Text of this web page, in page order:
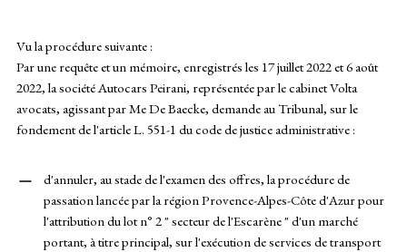
Vu la procédure suivante :
Par une requête et un mémoire, enregistrés les 17 juillet 2022 et 6 août
2022, la société Autocars Peirani, représentée par le cabinet Volta
avocats, agissant par Me De Baecke, demande au Tribunal, sur le
fondement de l'article L. 551-1 du code de justice administrative :
d'annuler, au stade de l'examen des offres, la procédure de
passation lancée par la région Provence-Alpes-Côte d'Azur pour
l'attribution du lot n° 2 " secteur de l'Escarène " d'un marché
portant, à titre principal, sur l'exécution de services de transport